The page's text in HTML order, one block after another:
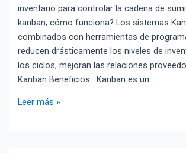
inventario para controlar la cadena de
kanban, cómo funciona? Los sistemas
combinados con herramientas de
reducen drásticamente los niveles de
los ciclos, mejoran las relaciones
Kanban Beneficios. Kanban es un
Leer más »